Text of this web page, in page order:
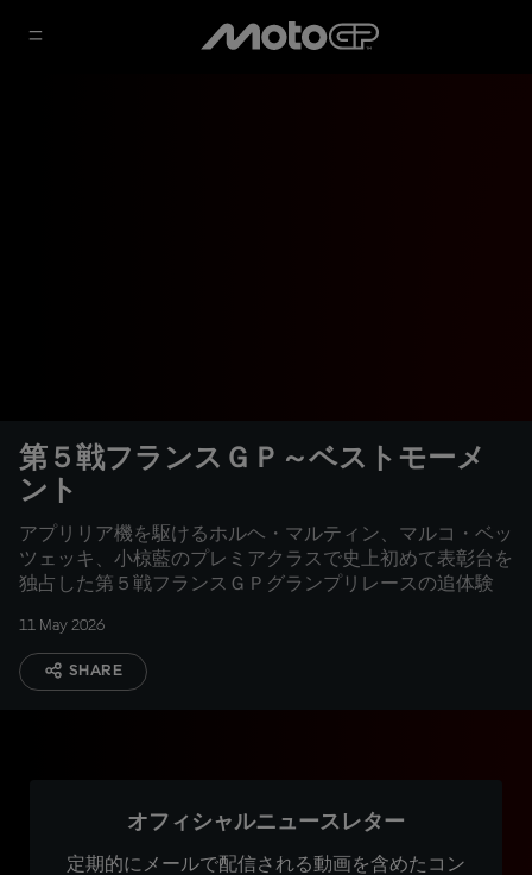
第５戦フランスＧＰ～ベストモーメ
ント
アプリリア機を駆けるホルヘ・マルティン、マルコ・ベッ
ツェッキ、小椋藍のプレミアクラスで史上初めて表彰台を
独占した第５戦フランスＧＰグランプリレースの追体験
11 May 2026
SHARE
オフィシャルニュースレター
定期的にメールで配信される動画を含めたコン